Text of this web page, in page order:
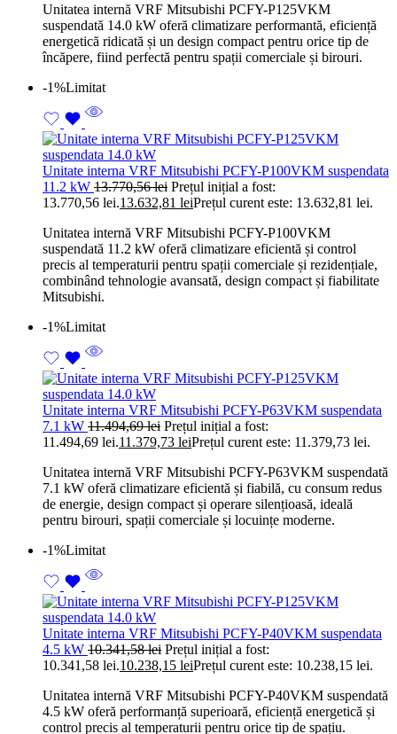
Unitatea internă VRF Mitsubishi PCFY-P125VKM
suspendată 14.0 kW oferă climatizare performantă, eficiență
energetică ridicată și un design compact pentru orice tip de
încăpere, fiind perfectă pentru spații comerciale și birouri.
-1%Limitat
Unitate interna VRF Mitsubishi PCFY-P100VKM suspendata
11.2 kW 13.770,56lei Prețul inițial a fost:
13.770,56 lei.13.632,81 leiPrețul curent este: 13.632,81 lei.
Unitatea internă VRF Mitsubishi PCFY-P100VKM
suspendată 11.2 kW oferă climatizare eficientă și control
precis al temperaturii pentru spații comerciale și rezidențiale,
combinând tehnologie avansată, design compact și fiabilitate
Mitsubishi.
-1%Limitat
Unitate interna VRF Mitsubishi PCFY-P63VKM suspendata
7.1 kW 11.494,69lei Prețul inițial a fost:
11.494,69 lei.11.379,73 leiPrețul curent este: 11.379,73 lei.
Unitatea internă VRF Mitsubishi PCFY-P63VKM suspendată
7.1 kW oferă climatizare eficientă și fiabilă, cu consum redus
de energie, design compact și operare silențioasă, ideală
pentru birouri, spații comerciale și locuințe moderne.
-1%Limitat
Unitate interna VRF Mitsubishi PCFY-P40VKM suspendata
4.5 kW 10.341,58lei Prețul inițial a fost:
10.341,58 lei.10.238,15 leiPrețul curent este: 10.238,15 lei.
Unitatea internă VRF Mitsubishi PCFY-P40VKM suspendată
4.5 kW oferă performanță superioară, eficiență energetică și
control precis al temperaturii pentru orice tip de spațiu.